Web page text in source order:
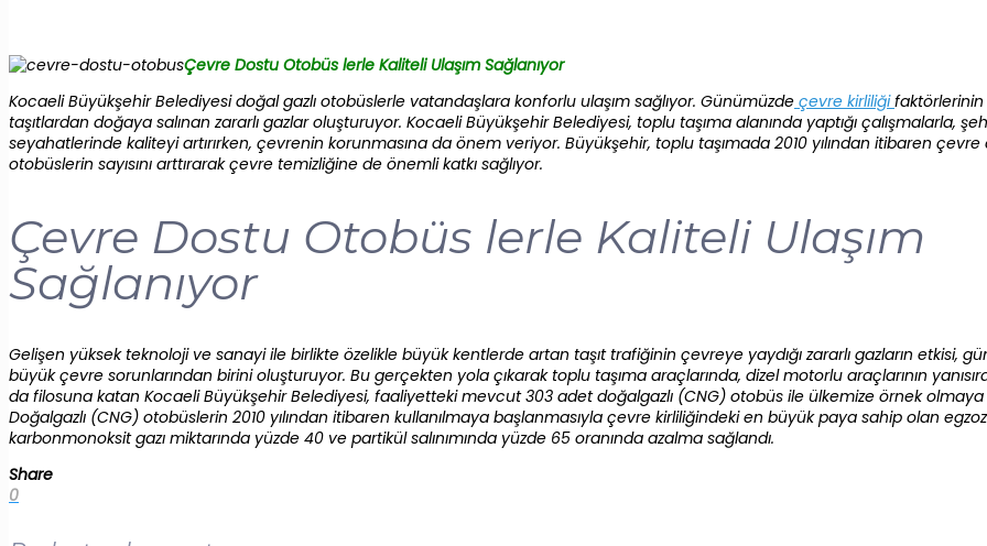
Çevre Dostu Otobüs lerle Kaliteli Ulaşım Sağlanıyor
Kocaeli Büyükşehir Belediyesi doğal gazlı otobüslerle vatandaşlara konforlu ulaşım sağlıyor. Günümüzde çevre kirliliğifaktörlerinin
taşıtlardan doğaya salınan zararlı gazlar oluşturuyor. Kocaeli Büyükşehir Belediyesi, toplu taşıma alanında yaptığı çalışmalarla,
seyahatlerinde kaliteyi artırırken, çevrenin korunmasına da önem veriyor. Büyükşehir, toplu taşımada 2010 yılından itibaren çevre
otobüslerin sayısını arttırarak çevre temizliğine de önemli katkı sağlıyor.
Çevre Dostu Otobüs lerle Kaliteli Ulaşım
Sağlanıyor
Gelişen yüksek teknoloji ve sanayi ile birlikte özelikle büyük kentlerde artan taşıt trafiğinin çevreye yaydığı zararlı gazların etkisi,
büyük çevre sorunlarından birini oluşturuyor. Bu gerçekten yola çıkarak toplu taşıma araçlarında, dizel motorlu araçlarının
da filosuna katan Kocaeli Büyükşehir Belediyesi, faaliyetteki mevcut 303 adet doğalgazlı (CNG) otobüs ile ülkemize örnek
Doğalgazlı (CNG) otobüslerin 2010 yılından itibaren kullanılmaya başlanmasıyla çevre kirliliğindeki en büyük paya sahip olan egzoz
karbonmonoksit gazı miktarında yüzde 40 ve partikül salınımında yüzde 65 oranında azalma sağlandı.
Share
0